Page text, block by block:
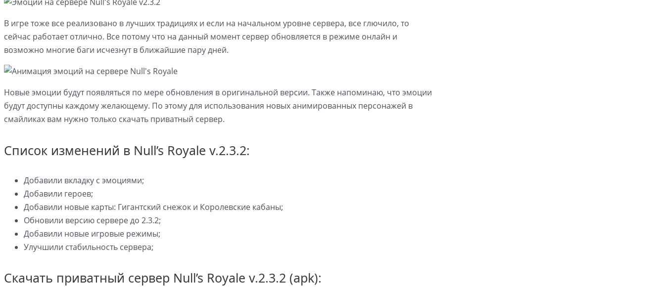
В игре тоже все реализовано в лучших традициях и если на начальном уровне сервера, все глючило, то
сейчас работает отлично. Все потому что на данный момент сервер обновляется в режиме онлайн и
возможно многие баги исчезнут в ближайшие пару дней.
Новые эмоции будут появляться по мере обновления в оригинальной версии. Также напоминаю, что эмоции
будут доступны каждому желающему. По этому для использования новых анимированных персонажей в
смайликах вам нужно только скачать приватный сервер.
Список изменений в Null’s Royale v.2.3.2:
Добавили вкладку с эмоциями;
Добавили героев;
Добавили новые карты: Гигантский снежок и Королевские кабаны;
Обновили версию сервере до 2.3.2;
Добавили новые игровые режимы;
Улучшили стабильность сервера;
Скачать приватный сервер Null’s Royale v.2.3.2 (apk):